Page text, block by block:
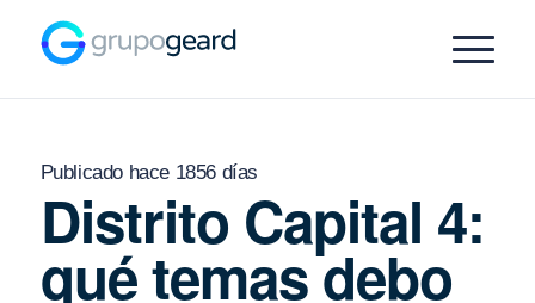
Publicado hace 1856 días
Distrito Capital 4:
qué temas debo